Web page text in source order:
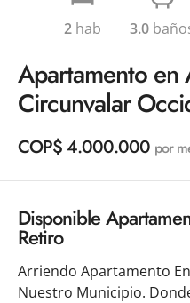
2 hab 3.0
Apartamento en
Circunvalar
COP$ 4.000.000 por
Disponible
Retiro
Arriendo Apartamento
Nuestro Municipio.